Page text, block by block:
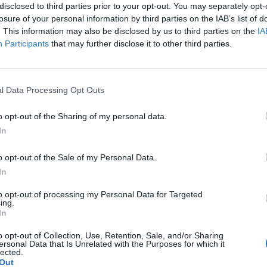
to third parties prior to your opt-out. You may separately
of your personal information by third parties on the IAB’s list of
This information may also be disclosed by us to third parties on the
Participants that may further disclose it to other third parties.
Data Processing Opt Outs
opt-out of the Sharing of my personal data.
opt-out of the Sale of my Personal Data.
opt-out of processing my Personal Data for Targeted
opt-out of Collection, Use, Retention, Sale, and/or Sharing
Data that Is Unrelated with the Purposes for which it
la propria candidatura alle europee
è finito nel mirino della procura di
è di abuso d'ufficio e interruzione di
«La notizia è ridicola e grottesca. A
sicuro che sarò coinvolto in
le persone su cui stavo indagando mi
per calunnia». E se De Magistris si
rumore significa solo una cosa -
Mura -, che la candidatura di De
e fa paura a molti e Idv ha fatto
Sulla stessa lunghezza d'onda il
partito Leoluca Orlando: «Quello della
atto dovuto. È una candidatura che dà
forti. De Magistris ha trasformato una
giustizia in una possibilità per
Rudy Giuliani a Come States?
americana